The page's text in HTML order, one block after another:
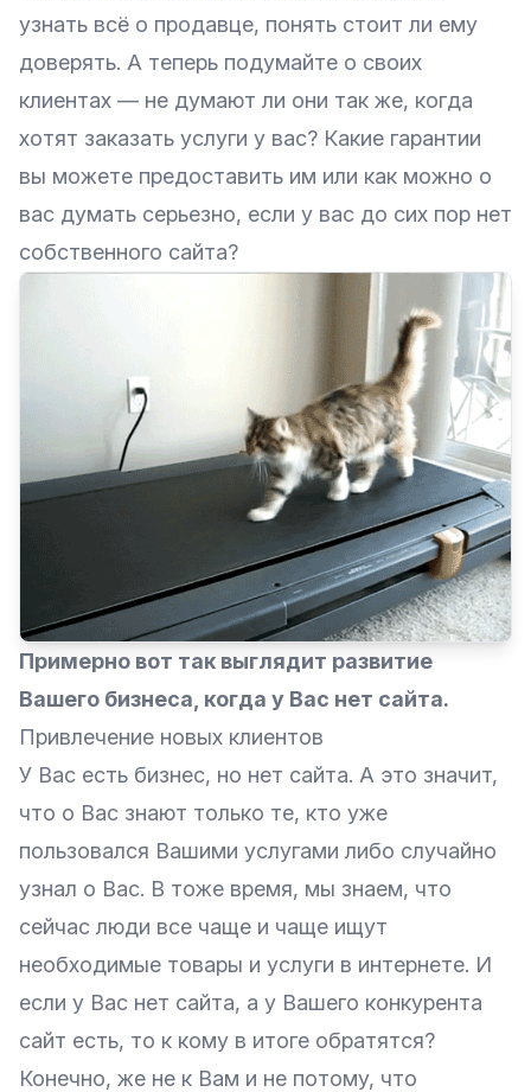
узнать всё о продавце, понять стоит ли ему
доверять. А теперь подумайте о своих
клиентах — не думают ли они так же, когда
хотят заказать услуги у вас? Какие гарантии
вы можете предоставить им или как можно о
вас думать серьезно, если у вас до сих пор нет
собственного сайта?
Примерно вот так выглядит развитие
Вашего бизнеса, когда у Вас нет сайта.
Привлечение новых клиентов
У Вас есть бизнес, но нет сайта. А это значит,
что о Вас знают только те, кто уже
пользовался Вашими услугами либо случайно
узнал о Вас. В тоже время, мы знаем, что
сейчас люди все чаще и чаще ищут
необходимые товары и услуги в интернете. И
если у Вас нет сайта, а у Вашего конкурента
сайт есть, то к кому в итоге обратятся?
Конечно, же не к Вам и не потому, что